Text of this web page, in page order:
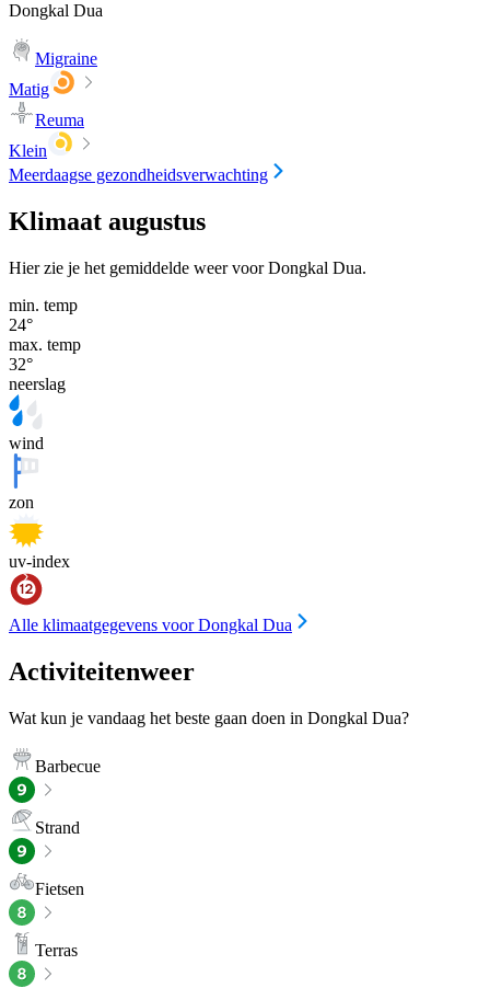
Dongkal Dua
Migraine
Matig
Reuma
Klein
Meerdaagse gezondheidsverwachting
Klimaat augustus
Hier zie je het gemiddelde weer voor Dongkal Dua.
min. temp
24°
max. temp
32°
neerslag
wind
zon
uv-index
Alle klimaatgegevens voor Dongkal Dua
Activiteitenweer
Wat kun je vandaag het beste gaan doen in Dongkal Dua?
Barbecue
Strand
Fietsen
Terras